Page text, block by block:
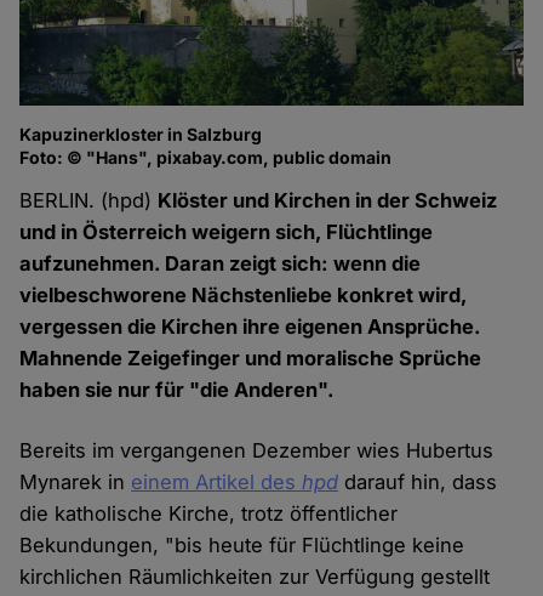
Kapuzinerkloster in Salzburg
Foto: © "Hans", pixabay.com, public domain
BERLIN. (hpd) Klöster und Kirchen in der Schweiz
und in Österreich weigern sich, Flüchtlinge
aufzunehmen. Daran zeigt sich: wenn die
vielbeschworene Nächstenliebe konkret wird,
vergessen die Kirchen ihre eigenen Ansprüche.
Mahnende Zeigefinger und moralische Sprüche
haben sie nur für "die Anderen".
Bereits im vergangenen Dezember wies Hubertus
Mynarek in einem Artikel deshpd darauf hin, dass
die katholische Kirche, trotz öffentlicher
Bekundungen, "bis heute für Flüchtlinge keine
kirchlichen Räumlichkeiten zur Verfügung gestellt